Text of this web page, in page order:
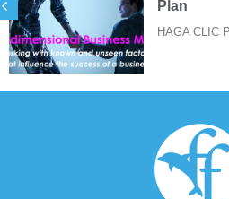
HAGA CLIC PARA LEER MÁS